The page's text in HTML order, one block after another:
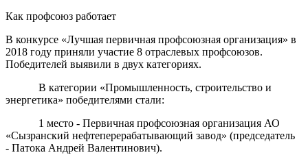
Как профсоюз работает
В конкурсе «Лучшая первичная профсоюзная организация» в
2018 году приняли участие 8 отраслевых профсоюзов.
Победителей выявили в двух категориях.
В категории «Промышленность, строительство и
энергетика» победителями стали:
1 место - Первичная профсоюзная организация АО
«Сызранский нефтеперерабатывающий завод» (председатель
- Патока Андрей Валентинович).